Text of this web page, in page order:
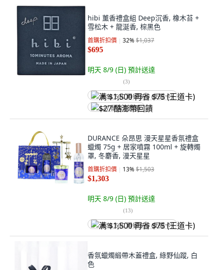
hibi 薰香禮盒組 Deep沉香, 橡木苔 +
雪松木 + 龍涎香, 棕黑色
首購折扣價 32%$1,037
$695
明天 8/9 (日) 預計送達
(3)
满 $1,500 再省 $75 (王道卡)
$27 酷澎幣回饋
DURANCE 朵昂思 漫天星星香氛禮盒
蠟燭 75g + 居家噴霧 100ml + 旋轉燭
罩, 冬麝香, 漫天星星
首購折扣價 13%$1,503
$1,303
明天 8/9 (日) 預計送達
(13)
满 $1,500 再省 $75 (王道卡)
香氛蠟燭緞帶木蓋禮盒, 綠野仙蹤, 白
色